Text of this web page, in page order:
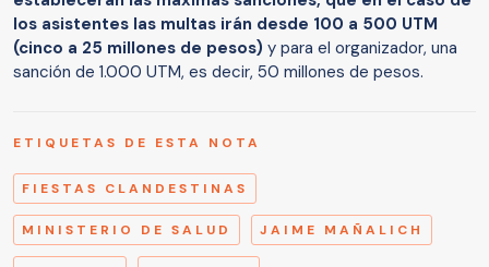
los asistentes las multas irán desde 100 a 500 UTM
(cinco a 25 millones de pesos) y para el organizador, una
sanción de 1.000 UTM, es decir, 50 millones de pesos.
ETIQUETAS DE ESTA NOTA
FIESTAS CLANDESTINAS
MINISTERIO DE SALUD JAIME MAÑALICH